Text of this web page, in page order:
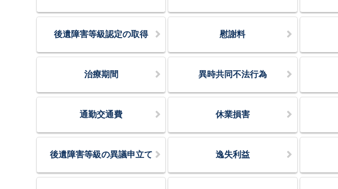
後遺障害等級認定の取得 慰謝料
治療期間 異時共同不法行為
通勤交通費 休業損害
後遺障害等級の異議申立て 逸失利益